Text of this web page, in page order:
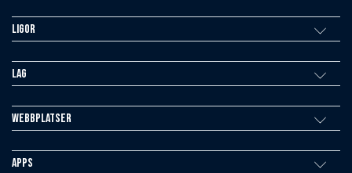
Ligor
Lag
Webbplatser
Apps